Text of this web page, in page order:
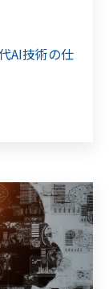
AI技術の仕